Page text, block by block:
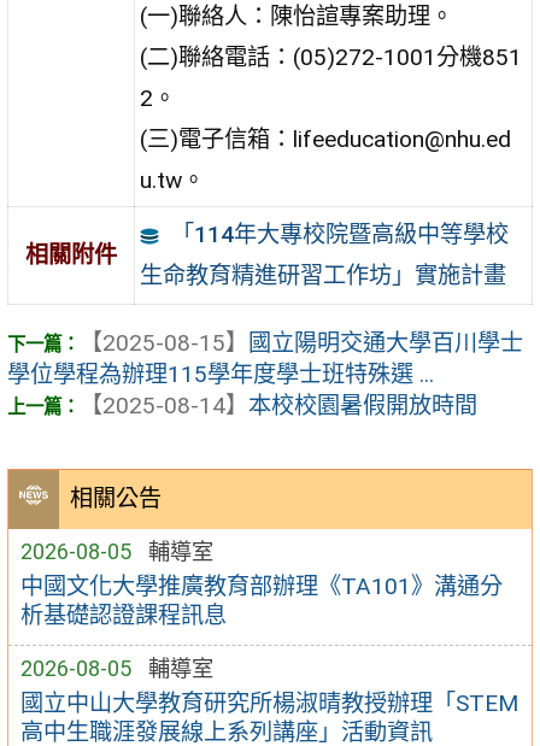
相關公告
2026-08-05 輔導室
中國文化大學推廣教育部辦理《TA101》溝通分
析基礎認證課程訊息
2026-08-05 輔導室
國立中山大學教育研究所楊淑晴教授辦理「STEM
高中生職涯發展線上系列講座」活動資訊
(一)聯絡人：陳怡諠專案助理。
(二)聯絡電話：(05)272-1001分機851
2。
(三)電子信箱：lifeeducation@nhu.ed
u.tw。
相關附件
「114年大專校院暨高級中等學校
生命教育精進研習工作坊」實施計畫
【2025-08-15】
國立陽明交通大學百川學士
學位學程為辦理115學年度學士班特殊選 ...
【2025-08-14】 本校校園暑假開放時間